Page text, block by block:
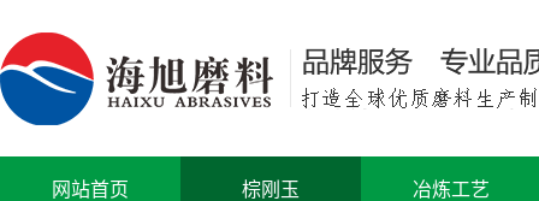
网站首页 棕刚玉 冶炼工艺